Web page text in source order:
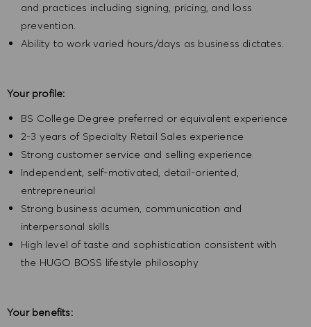
and practices including signing, pricing, and loss
prevention.
Ability to work varied hours/days as business dictates.
Your profile:
BS College Degree preferred or equivalent experience
2-3 years of Specialty Retail Sales experience
Strong customer service and selling experience
Independent, self-motivated, detail-oriented,
entrepreneurial
Strong business acumen, communication and
interpersonal skills
High level of taste and sophistication consistent with
the HUGO BOSS lifestyle philosophy
Your benefits: